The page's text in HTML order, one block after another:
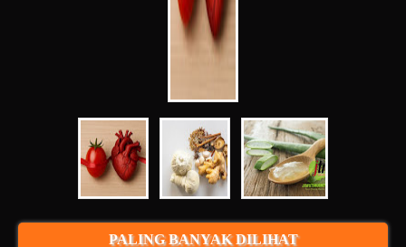
PALING BANYAK DILIHAT